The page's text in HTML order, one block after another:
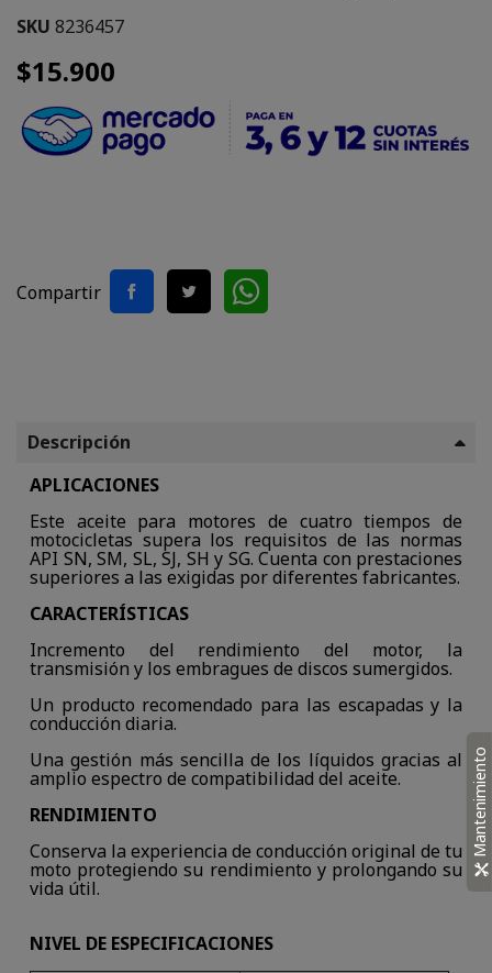
SKU 8236457
$15.900
Compartir
Descripción
APLICACIONES
Este aceite para motores de cuatro tiempos de
motocicletas supera los requisitos de las normas
API SN, SM, SL, SJ, SH y SG. Cuenta con prestaciones
superiores a las exigidas por diferentes fabricantes.
CARACTERÍSTICAS
Incremento del rendimiento del motor, la
transmisión y los embragues de discos sumergidos.
Un producto recomendado para las escapadas y la
conducción diaria.
Una gestión más sencilla de los líquidos gracias al
amplio espectro de compatibilidad del aceite.
RENDIMIENTO
Conserva la experiencia de conducción original de tu
moto protegiendo su rendimiento y prolongando su
vida útil.
NIVEL DE ESPECIFICACIONES
Mantenimiento